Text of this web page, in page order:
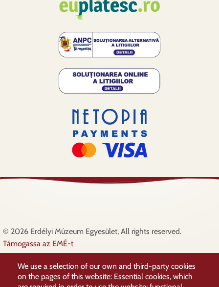
© 2026 Erdélyi Múzeum Egyesület, All rights reserved.
Lábléc
Támogassa az EMÉ-t
Támogatóink
We use a selection of our own and third-party cookies
on the pages of this website: Essential cookies, which